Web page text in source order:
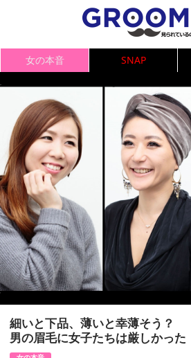
女の本音 SNAP
細いと下品、薄いと幸薄そう？
男の眉毛に女子たちは厳しかった